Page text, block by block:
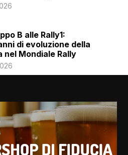
B alle Rally1:
di evoluzione della
nel Mondiale Rally